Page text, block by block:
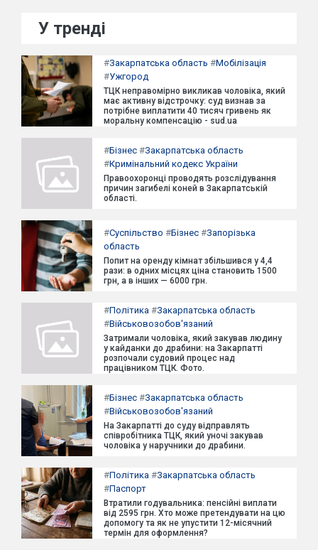
У тренді
#Закарпатська область #Мобілізація
#Ужгород
ТЦК неправомірно викликав чоловіка, який
має активну відстрочку: суд визнав за
потрібне виплатити 40 тисяч гривень як
моральну компенсацію - sud.ua
#Бізнес #Закарпатська область
#Кримінальний кодекс України
Правоохоронці проводять розслідування
причин загибелі коней в Закарпатській
області.
#Суспільство #Бізнес #Запорізька
область
Попит на оренду кімнат збільшився у 4,4
рази: в одних місцях ціна становить 1500
грн, а в інших — 6000 грн.
#Політика #Закарпатська область
#Військовозобов'язаний
Затримали чоловіка, який закував людину
у кайданки до драбини: на Закарпатті
розпочали судовий процес над
працівником ТЦК. Фото.
#Бізнес #Закарпатська область
#Військовозобов'язаний
На Закарпатті до суду відправлять
співробітника ТЦК, який уночі закував
чоловіка у наручники до драбини.
#Політика #Закарпатська область
#Паспорт
Втратили годувальника: пенсійні виплати
від 2595 грн. Хто може претендувати на цю
допомогу та як не упустити 12-місячний
термін для оформлення?